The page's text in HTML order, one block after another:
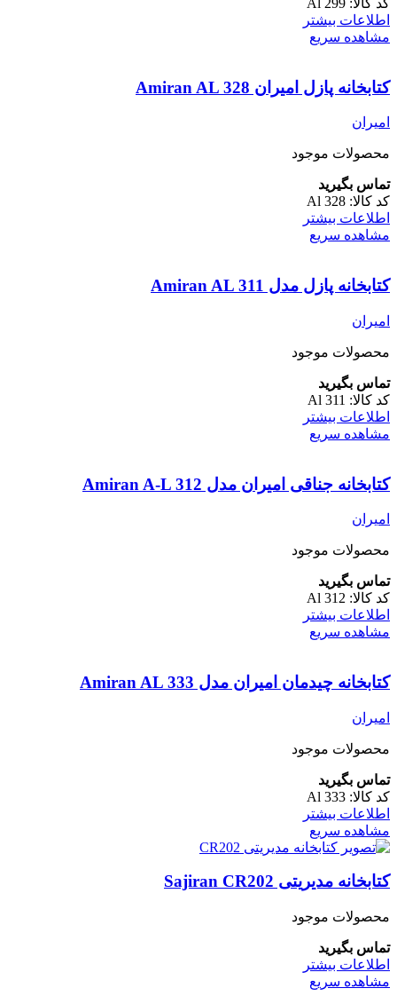
کد کالا: Al 299
اطلاعات بیشتر
مشاهده سریع
کتابخانه پازل امیران Amiran AL 328
امیران
محصولات موجود
تماس بگیرید
کد کالا: Al 328
اطلاعات بیشتر
مشاهده سریع
کتابخانه پازل مدل Amiran AL 311
امیران
محصولات موجود
تماس بگیرید
کد کالا: Al 311
اطلاعات بیشتر
مشاهده سریع
کتابخانه جناقی امیران مدل Amiran A-L 312
امیران
محصولات موجود
تماس بگیرید
کد کالا: Al 312
اطلاعات بیشتر
مشاهده سریع
کتابخانه چیدمان امیران مدل Amiran AL 333
امیران
محصولات موجود
تماس بگیرید
کد کالا: Al 333
اطلاعات بیشتر
مشاهده سریع
کتابخانه مدیریتی Sajiran CR202
محصولات موجود
تماس بگیرید
اطلاعات بیشتر
مشاهده سریع